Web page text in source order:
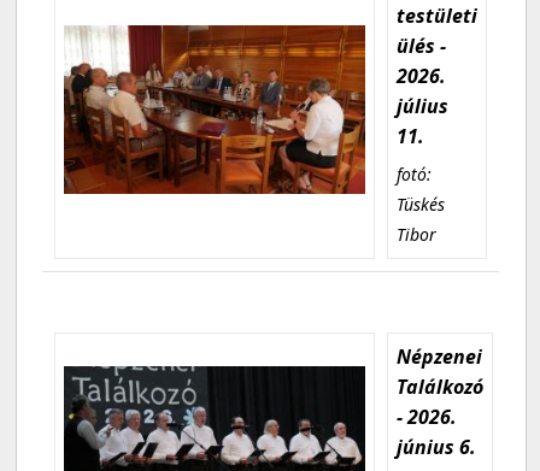
testületi
ülés -
2026.
július
11.
fotó:
Tüskés
Tibor
Népzenei
Találkozó
- 2026.
június 6.